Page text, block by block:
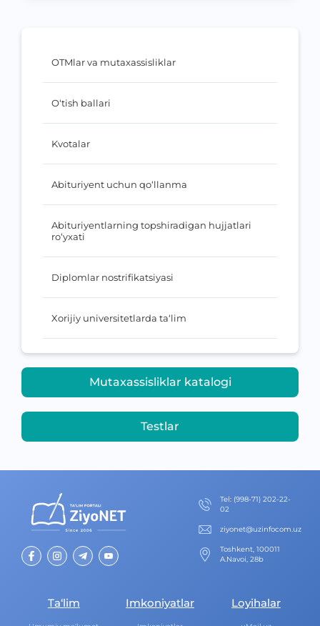
OTMlar va mutaxassisliklar
O‘tish ballari
Kvotalar
Abituriyent uchun qo‘llanma
Abituriyentlarning topshiradigan hujjatlari
ro‘yxati
Diplomlar nostrifikatsiyasi
Xorijiy universitetlarda ta‘lim
Mutaxassisliklar katalogi
Testlar
Теl: (998-71) 202-22-
02
ziyonet@uzinfocom.uz
Toshkent, 100011
A.Navoi, 28b
Ta‘lim Imkoniyatlar Loyihalar